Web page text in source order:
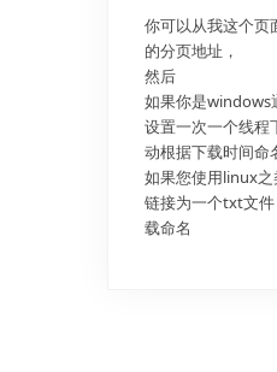
你可以从我这个页
的分页地址，
然后
如果你是windows
设置一次一个线程
动根据下载时间命
如果您使用linux
链接为一个txt文
载命名